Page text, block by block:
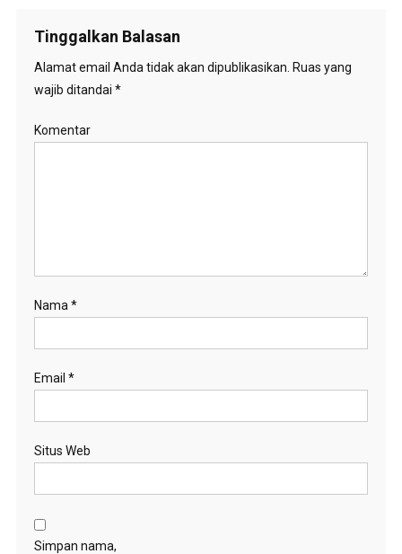
Tinggalkan Balasan
Alamat email Anda tidak akan dipublikasikan. Ruas yang
wajib ditandai *
Komentar
Nama *
Email *
Situs Web
Simpan nama,